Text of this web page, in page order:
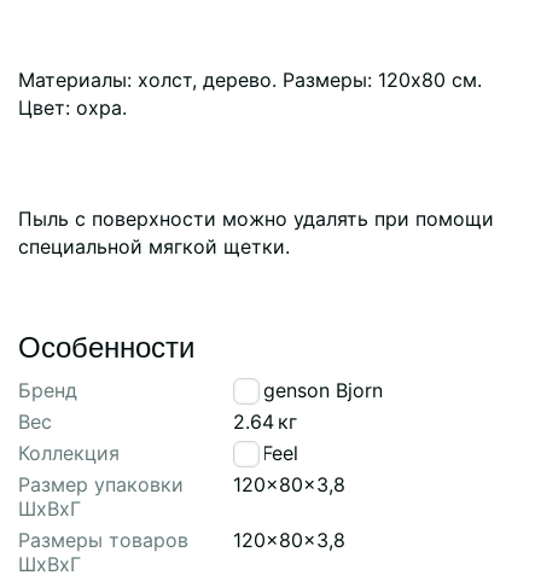
Материалы: холст, дерево. Размеры: 120х80 см.
Цвет: охра.
Пыль с поверхности можно удалять при помощи
специальной мягкой щетки.
Особенности
Бренд
Bergenson Bjorn
Вес
2.64 кг
Коллекция
By Feel
Размер упаковки
ШхВхГ
120x80x3,8
Размеры товаров
ШхВхГ
120x80x3,8